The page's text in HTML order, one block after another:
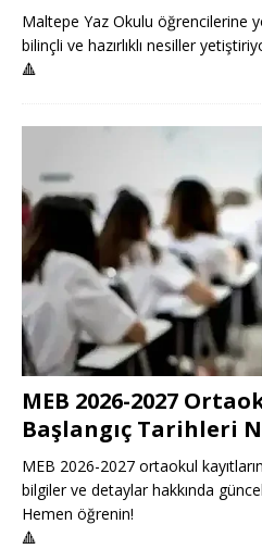
Maltepe Yaz Okulu öğrencilerine
bilinçli ve hazırlıklı nesiller
🔺
MEB 2026-2027
Başlangıç Tarihleri
MEB 2026-2027 ortaokul
bilgiler ve detaylar hakkında
Hemen öğrenin!
🔺